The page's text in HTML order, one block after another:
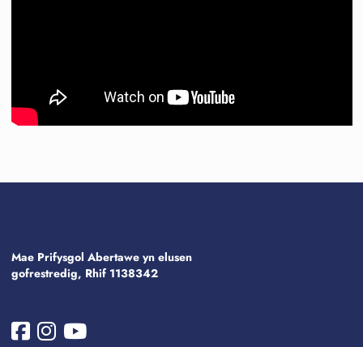
Mae Prifysgol Abertawe yn elusen
gofrestredig, Rhif 1138342